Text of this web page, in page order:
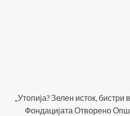
„Утопија? Зелен исток,
Фондацијата Отворено